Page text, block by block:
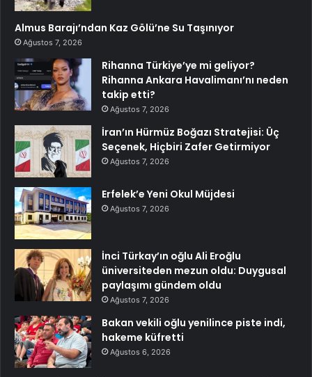
Almus Barajı’ndan Kaz Gölü’ne Su Taşınıyor
Ağustos 7, 2026
Rihanna Türkiye’ye mi geliyor?
Rihanna Ankara Havalimanı’nı neden
takip etti?
Ağustos 7, 2026
İran’ın Hürmüz Boğazı Stratejisi: Üç
Seçenek, Hiçbiri Zafer Getirmiyor
Ağustos 7, 2026
Erfelek’e Yeni Okul Müjdesi
Ağustos 7, 2026
İnci Türkay’ın oğlu Ali Eroğlu
üniversiteden mezun oldu: Duygusal
paylaşımı gündem oldu
Ağustos 7, 2026
Bakan vekili oğlu yenilince piste indi,
hakeme küfretti
Ağustos 6, 2026